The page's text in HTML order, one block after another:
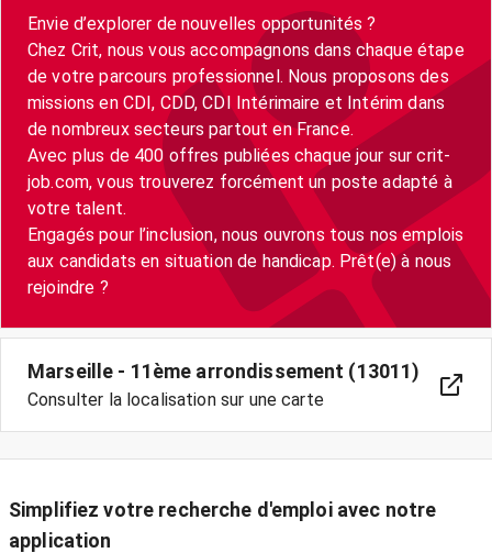
Envie d’explorer de nouvelles opportunités ?
Chez Crit, nous vous accompagnons dans chaque étape
de votre parcours professionnel. Nous proposons des
missions en CDI, CDD, CDI Intérimaire et Intérim dans
de nombreux secteurs partout en France.
Avec plus de 400 offres publiées chaque jour sur crit-
job.com, vous trouverez forcément un poste adapté à
votre talent.
Engagés pour l’inclusion, nous ouvrons tous nos emplois
aux candidats en situation de handicap. Prêt(e) à nous
Marseille - 11ème arrondissement (13011)
Consulter la localisation sur une carte
Simplifiez votre recherche d'emploi avec notre
application